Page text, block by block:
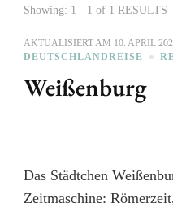
Showing: 1 - 1 of 1 RESULTS
AKTUALISIERT AM 10. APRIL
DEUTSCHLANDREISE
Weißenburg
Das Städtchen
Zeitmaschine: